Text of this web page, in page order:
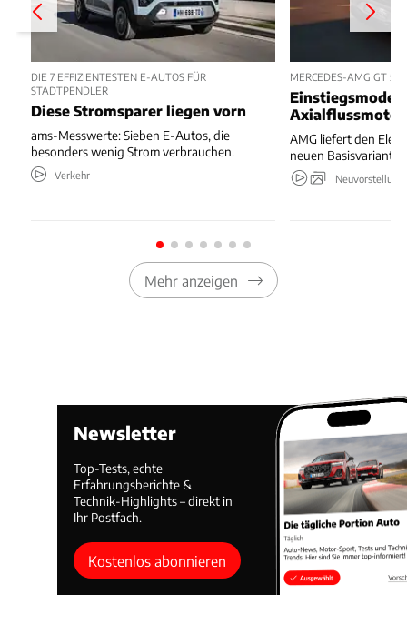
DIE 7 EFFIZIENTESTEN E-AUTOS FÜR
STADTPENDLER
Diese Stromsparer liegen vorn
ams-Messwerte: Sieben E-Autos, die
besonders wenig Strom verbrauchen.
Verkehr
MERCEDES-AMG GT 53
Einstiegsmodell
AMG liefert den
neuen Basisvariante.
Mehr anzeigen
Newsletter
Top-Tests, echte
Erfahrungsberichte &
Technik-Highlights – direkt in
Ihr Postfach.
Kostenlos abonnieren